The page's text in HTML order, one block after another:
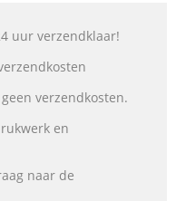
uur verzendklaar!
verzendkosten.
en
naar de